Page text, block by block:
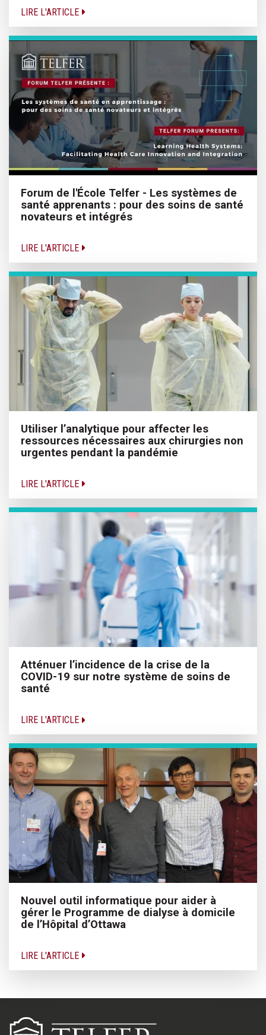
LIRE L'ARTICLE
Forum de l'École Telfer - Les systèmes de
santé apprenants : pour des soins de santé
novateurs et intégrés
LIRE L'ARTICLE
Utiliser l’analytique pour affecter les
ressources nécessaires aux chirurgies non
urgentes pendant la pandémie
LIRE L'ARTICLE
Atténuer l’incidence de la crise de la
COVID-19 sur notre système de soins de
santé
LIRE L'ARTICLE
Nouvel outil informatique pour aider à
gérer le Programme de dialyse à domicile
de l’Hôpital d’Ottawa
LIRE L'ARTICLE